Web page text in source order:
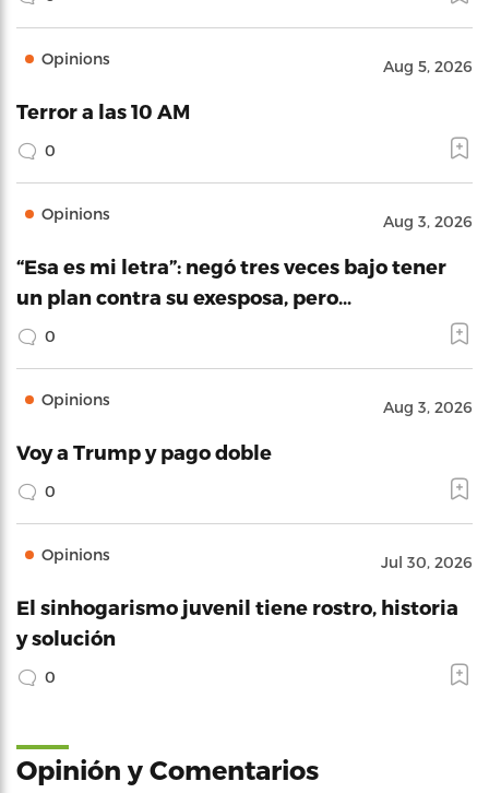
Opinions Aug 5, 2026
Terror a las 10 AM
0
Opinions Aug 3, 2026
“Esa es mi letra”: negó tres veces bajo tener
un plan contra su exesposa, pero…
0
Opinions Aug 3, 2026
Voy a Trump y pago doble
0
Opinions Jul 30, 2026
El sinhogarismo juvenil tiene rostro, historia
y solución
0
Opinión y Comentarios